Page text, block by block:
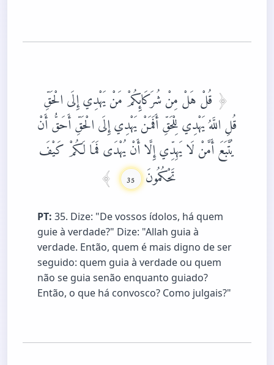
قُلْ هَلْ مِنْ شُرَكَائِكُمْ مَنْ يَهْدِي إِلَى الْحَقِّ
قُلِ اللَّهُ يَهْدِي لِلْحَقِّ أَفَمَنْ يَهْدِي إِلَى الْحَقِّ أَحَقُّ أَنْ
يُتَّبَعَ أَمَّنْ لَا يَهِدِّي إِلَّا أَنْ يُهْدَى فَمَا لَكُمْ كَيْفَ
تَحْكُمُونَ 35
PT: 35. Dize: "De vossos ídolos, há quem
guie à verdade?" Dize: "Allah guia à
verdade. Então, quem é mais digno de ser
seguido: quem guia à verdade ou quem
não se guia senão enquanto guiado?
Então, o que há convosco? Como julgais?"